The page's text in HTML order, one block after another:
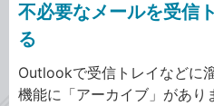
不必要なメールを受信
る
Outlookで受信トレイなどに
機能に「アーカイブ」があり